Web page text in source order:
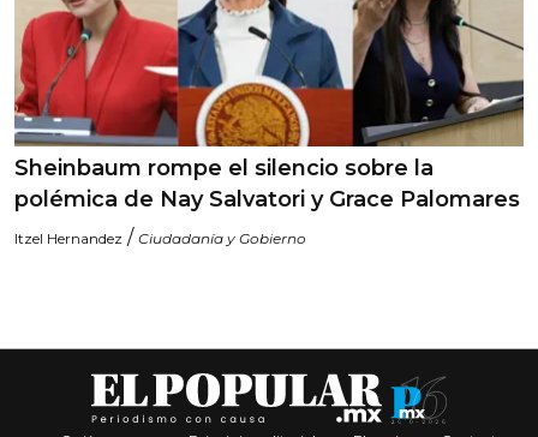
Sheinbaum rompe el silencio sobre la
polémica de Nay Salvatori y Grace Palomares
Itzel Hernandez / Ciudadanía y Gobierno